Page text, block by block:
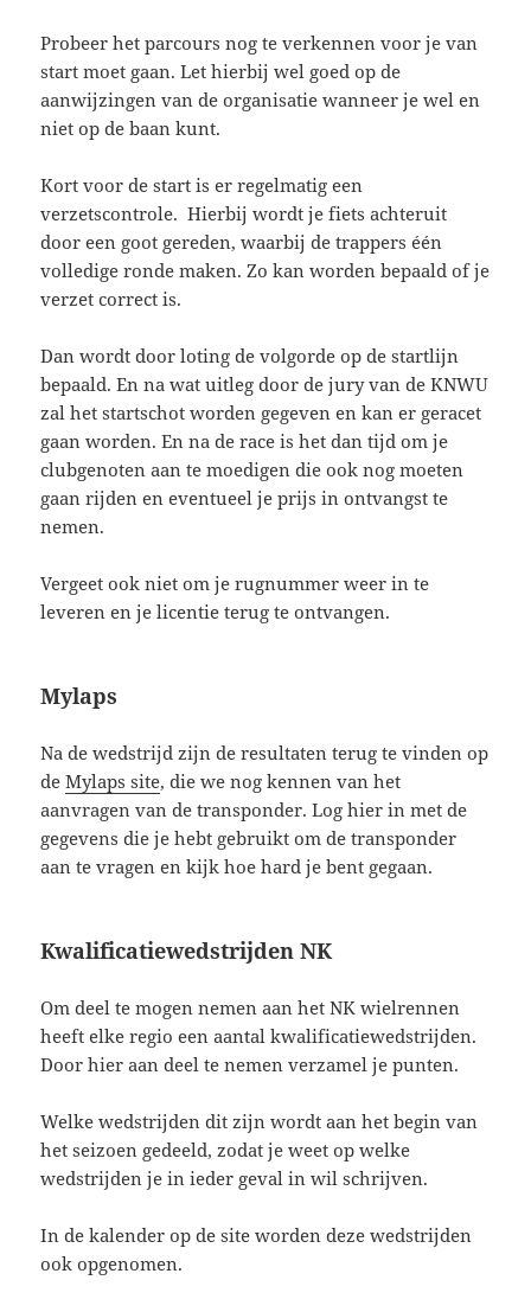
Probeer het parcours nog te verkennen voor je van
start moet gaan. Let hierbij wel goed op de
aanwijzingen van de organisatie wanneer je wel en
niet op de baan kunt.
Kort voor de start is er regelmatig een
verzetscontrole. Hierbij wordt je fiets achteruit
door een goot gereden, waarbij de trappers één
volledige ronde maken. Zo kan worden bepaald of je
verzet correct is.
Dan wordt door loting de volgorde op de startlijn
bepaald. En na wat uitleg door de jury van de KNWU
zal het startschot worden gegeven en kan er geracet
gaan worden. En na de race is het dan tijd om je
clubgenoten aan te moedigen die ook nog moeten
gaan rijden en eventueel je prijs in ontvangst te
nemen.
Vergeet ook niet om je rugnummer weer in te
leveren en je licentie terug te ontvangen.
Mylaps
Na de wedstrijd zijn de resultaten terug te vinden op
deMylaps site, die we nog kennen van het
aanvragen van de transponder. Log hier in met de
gegevens die je hebt gebruikt om de transponder
aan te vragen en kijk hoe hard je bent gegaan.
Kwalificatiewedstrijden NK
Om deel te mogen nemen aan het NK wielrennen
heeft elke regio een aantal kwalificatiewedstrijden.
Door hier aan deel te nemen verzamel je punten.
Welke wedstrijden dit zijn wordt aan het begin van
het seizoen gedeeld, zodat je weet op welke
wedstrijden je in ieder geval in wil schrijven.
In de kalender op de site worden deze wedstrijden
ook opgenomen.